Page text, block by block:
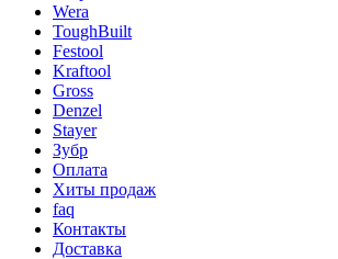
Wera
ToughBuilt
Festool
Kraftool
Gross
Denzel
Stayer
Зубр
Оплата
Хиты продаж
faq
Контакты
Доставка